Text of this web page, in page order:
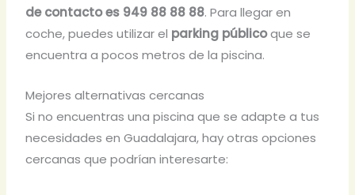
de contacto es 949 88 88 88. Para llegar en
coche, puedes utilizar el parking públicoque se
encuentra a pocos metros de la piscina.
Mejores alternativas cercanas
Si no encuentras una piscina que se adapte a tus
necesidades en Guadalajara, hay otras opciones
cercanas que podrían interesarte: